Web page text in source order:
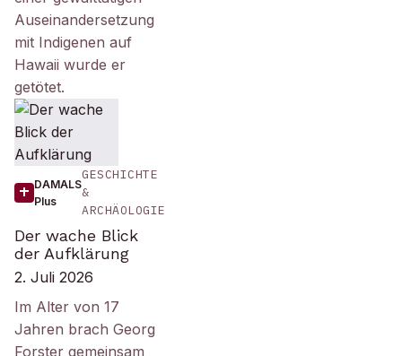
Auseinandersetzung
mit Indigenen auf
Hawaii wurde er
getötet.
DAMALS
Plus
GESCHICHTE
&
ARCHÄOLOGIE
Der wache Blick
der Aufklärung
2. Juli 2026
Im Alter von 17
Jahren brach Georg
Forster gemeinsam